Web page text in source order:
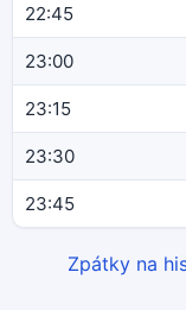
22:45
23:00
23:15
23:30
23:45
Zpátky na